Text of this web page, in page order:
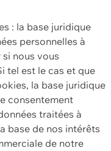
: la base juridique
personnelles à
nous vous
tel est le cas et que
la base juridique
consentement
traitées à
base de nos intérêts
de notre